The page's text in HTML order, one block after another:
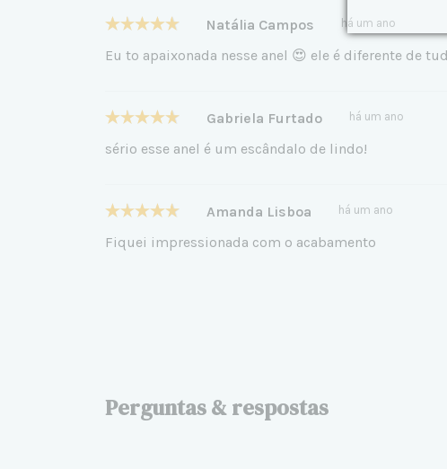
Natália Campos há um ano
Eu to apaixonada nesse anel 😍 ele é diferente de
Gabriela Furtado há um ano
sério esse anel é um escândalo de lindo!
Amanda Lisboa há um ano
Fiquei impressionada com o acabamento
Perguntas & respostas